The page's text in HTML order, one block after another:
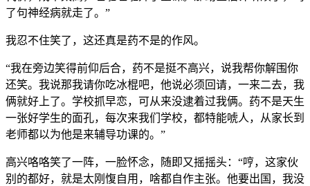
了句神经病就走了。”
我忍不住笑了，这还真是药不是的作风。
“我在旁边笑得前仰后合，药不是挺不高兴，说我帮你解围你
还笑。我说那我请你吃冰棍吧，他说必须回请，一来二去，我
俩就好上了。学校抓早恋，可从来没逮着过我俩。药不是天生
一张好学生的面孔，每次来我们学校，都特能唬人，从家长到
老师都以为他是来辅导功课的。”
高兴咯咯笑了一阵，一脸怀念，随即又摇摇头：“哼，这家伙
别的都好，就是太刚愎自用，啥都自作主张。他要出国，我没